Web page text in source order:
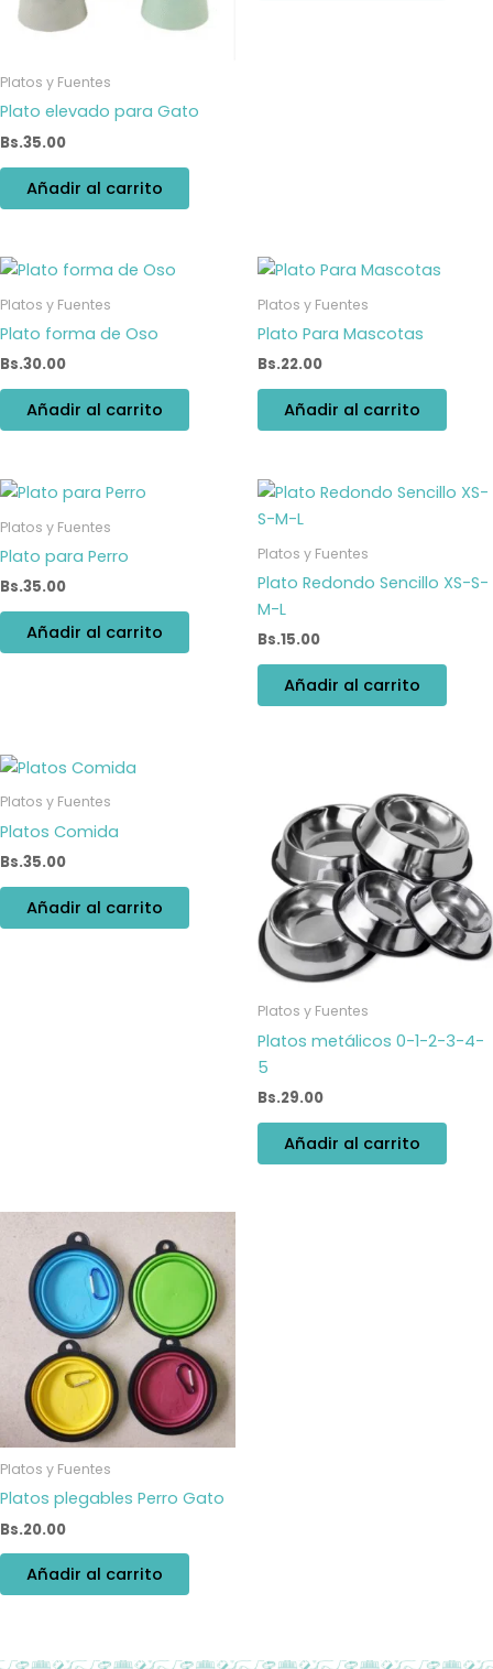
Platos y Fuentes
Plato elevado para Gato
Bs.35.00
Añadir al carrito
Platos y Fuentes
Plato forma de Oso
Bs.30.00
Añadir al carrito
Platos y Fuentes
Plato Para Mascotas
Bs.22.00
Añadir al carrito
Platos y Fuentes
Plato para Perro
Bs.35.00
Añadir al carrito
Platos y Fuentes
Plato Redondo Sencillo XS-S-
M-L
Bs.15.00
Añadir al carrito
Platos y Fuentes
Platos Comida
Bs.35.00
Añadir al carrito
Platos y Fuentes
Platos metálicos 0-1-2-3-4-
5
Bs.29.00
Añadir al carrito
Platos y Fuentes
Platos plegables Perro Gato
Bs.20.00
Añadir al carrito